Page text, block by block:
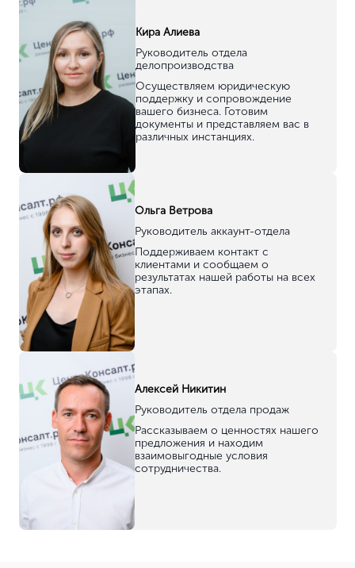
Кира Алиева
Руководитель отдела
делопроизводства
Осуществляем юридическую
поддержку и сопровождение
вашего бизнеса. Готовим
документы и представляем вас в
различных инстанциях.
Ольга Ветрова
Руководитель аккаунт-отдела
Поддерживаем контакт с
клиентами и сообщаем о
результатах нашей работы на всех
этапах.
Алексей Никитин
Руководитель отдела продаж
Рассказываем о ценностях нашего
предложения и находим
взаимовыгодные условия
сотрудничества.